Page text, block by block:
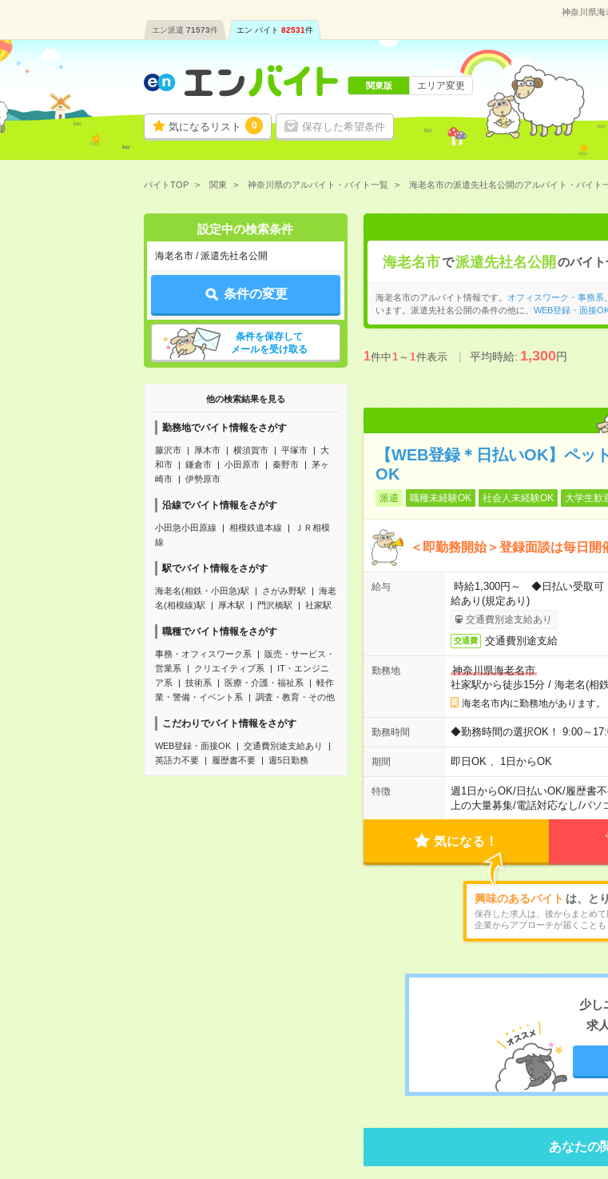
神奈川県海
エン派遣 71573件 エン バイト 82531件
気になるリスト 0 保存した希望条件
関東版 エリア変更
バイトTOP 関東 神奈川県のアルバイト・バイト一覧 海老名市の派遣先社名公開のアルバイト・バイト
設定中の検索条件
海老名市 / 派遣先社名公開
条件の変更
条件を保存して
メールを受け取る
他の検索結果を見る
勤務地でバイト情報をさがす
藤沢市 厚木市 横須賀市 平塚市
大
和市
鎌倉市 小田原市 秦野市
茅ヶ
崎市
伊勢原市
沿線でバイト情報をさがす
小田急小田原線 相模鉄道本線
ＪＲ相模
線
駅でバイト情報をさがす
海老名(相鉄・小田急)駅 さがみ野駅
海老
名(相模線)駅
厚木駅 門沢橋駅 社家駅
職種でバイト情報をさがす
事務・オフィスワーク系
販売・サービス・
営業系
クリエイティブ系
IT・エンジニ
ア系
技術系 医療・介護・福祉系
軽作
業・警備・イベント系
調査・教育・その他
こだわりでバイト情報をさがす
WEB登録・面接OK
交通費別途支給あり
英語力不要
履歴書不要 週5日勤務
海老名市で派遣先社名公開 のバイト
海老名市のアルバイト情報です。 オフィスワーク・事務系
います。派遣先社名公開の条件の他に、 WEB登録・面接
1件中1～1件表示 平均時給:1,300円
【WEB登録＊日払いOK】ペッ
OK
派遣 職種未経験OK 社会人未経験OK 大学生歓
＜即勤務開始＞登録面談は毎日
給与
時給1,300円～ ◆日払い受取可
給あり(規定あり)
交通費別途支給あり
交通費 交通費別途支給
勤務地
神奈川県海老名市
社家駅から徒歩15分/ 海老名(相
海老名市内に勤務地があります。
勤務時間 ◆勤務時間の選択OK！ 9:00～
期間 即日OK 、1日からOK
特徴 週1日からOK/日払いOK/履歴書
上の大量募集/電話対応なし/パソ
気になる！
興味のあるバイト は、と
保存した求人は、後からまとめて
企業からアプローチが届くことも
少し
求
あなたの